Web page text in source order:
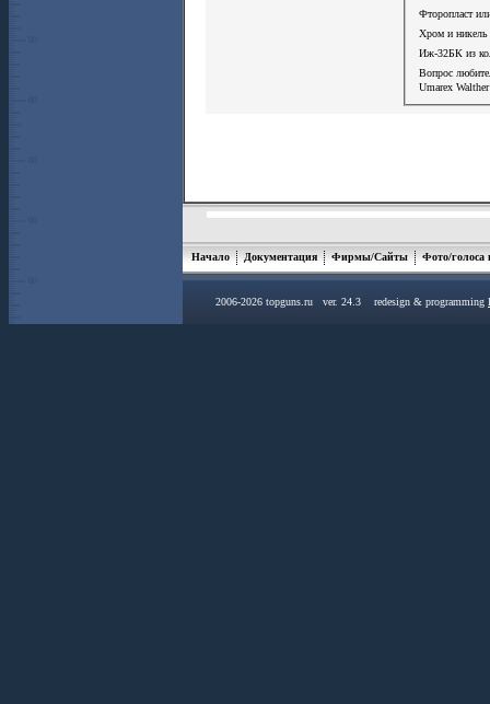
Фторопласт
Хром и никель
Иж-32БК из
Вопрос
Umarex
Начало Документация Фирмы/Сайты Фото/голоса
2006-2026 topguns.ru ver. 24.3 redesign & programming